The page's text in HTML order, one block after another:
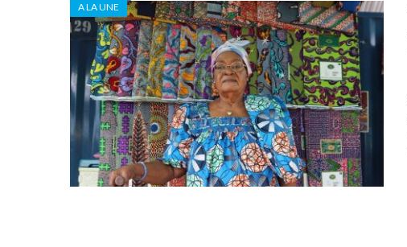
A LA UNE